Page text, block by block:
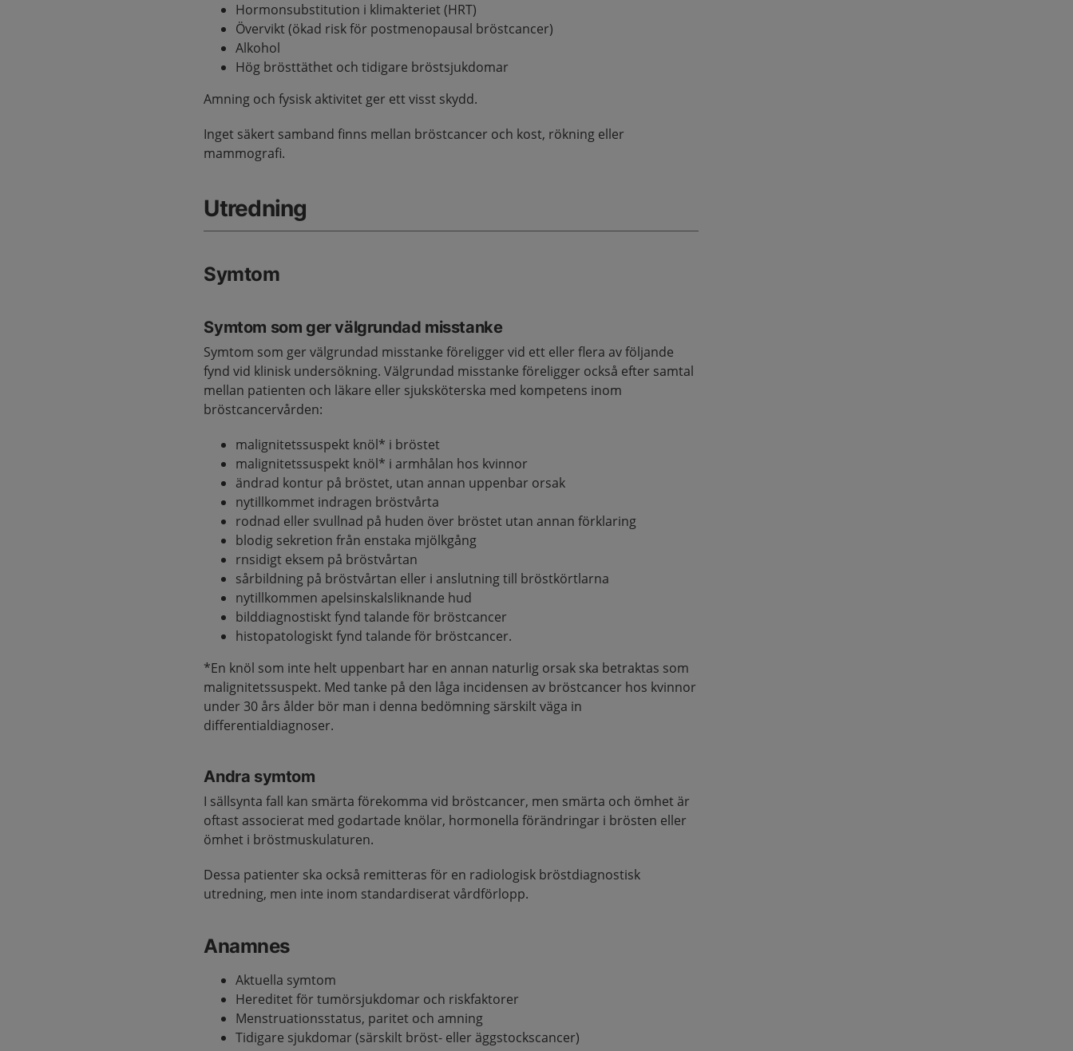
Hormonsubstitution i klimakteriet (HRT)
Övervikt (ökad risk för postmenopausal bröstcancer)
Alkohol
Hög brösttäthet och tidigare bröstsjukdomar
Amning och fysisk aktivitet ger ett visst skydd.
Inget säkert samband finns mellan bröstcancer och kost, rökning eller
mammografi.
Utredning
Symtom
Symtom som ger välgrundad misstanke
Symtom som ger välgrundad misstanke föreligger vid ett eller flera av följande
fynd vid klinisk undersökning. Välgrundad misstanke föreligger också efter samtal
mellan patienten och läkare eller sjuksköterska med kompetens inom
bröstcancervården:
malignitetssuspekt knöl* i bröstet
malignitetssuspekt knöl* i armhålan hos kvinnor
ändrad kontur på bröstet, utan annan uppenbar orsak
nytillkommet indragen bröstvårta
rodnad eller svullnad på huden över bröstet utan annan förklaring
blodig sekretion från enstaka mjölkgång
rnsidigt eksem på bröstvårtan
sårbildning på bröstvårtan eller i anslutning till bröstkörtlarna
nytillkommen apelsinskalsliknande hud
bilddiagnostiskt fynd talande för bröstcancer
histopatologiskt fynd talande för bröstcancer.
*En knöl som inte helt uppenbart har en annan naturlig orsak ska betraktas som
malignitetssuspekt. Med tanke på den låga incidensen av bröstcancer hos kvinnor
under 30 års ålder bör man i denna bedömning särskilt väga in
differentialdiagnoser.
Andra symtom
I sällsynta fall kan smärta förekomma vid bröstcancer, men smärta och ömhet är
oftast associerat med godartade knölar, hormonella förändringar i brösten eller
ömhet i bröstmuskulaturen.
Dessa patienter ska också remitteras för en radiologisk bröstdiagnostisk
utredning, men inte inom standardiserat vårdförlopp.
Anamnes
Aktuella symtom
Hereditet för tumörsjukdomar och riskfaktorer
Menstruationsstatus, paritet och amning
Tidigare sjukdomar (särskilt bröst- eller äggstockscancer)